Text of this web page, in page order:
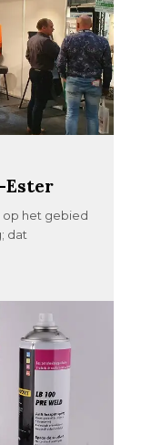
Ester
op het gebied
dat